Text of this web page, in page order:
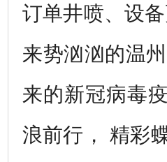
订单井喷、设
来势汹汹的温
来的新冠病毒
浪前行， 精彩